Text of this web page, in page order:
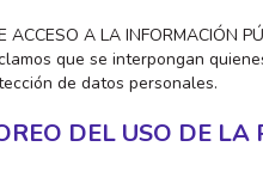
ACCESO A LA
que se interpongan
de datos personales.
DEL USO DE LA